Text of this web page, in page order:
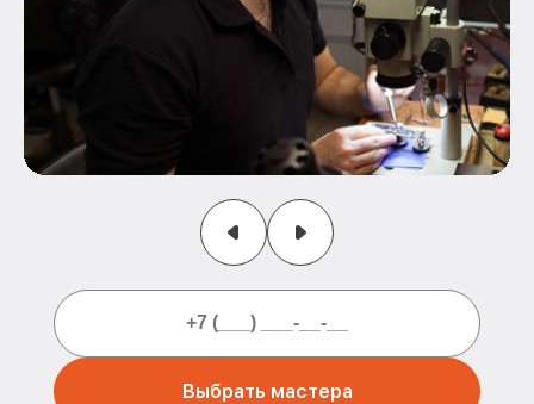
Выбрать мастера